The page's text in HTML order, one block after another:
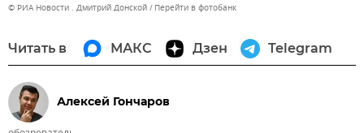
© РИА Новости . Дмитрий Донской Перейти в фотобанк
Читать в МАКС Дзен Telegram
Алексей Гончаров